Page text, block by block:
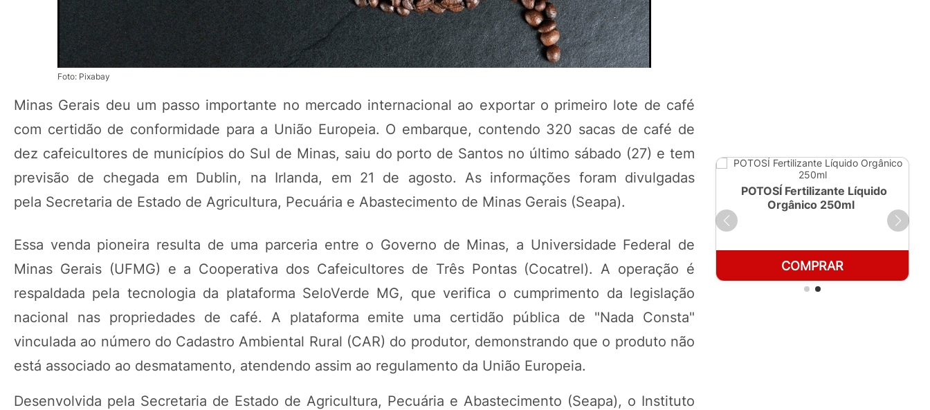
Foto: Pixabay
Minas Gerais deu um passo importante no mercado internacional ao exportar o primeiro lote de café
com certidão de conformidade para a União Europeia. O embarque, contendo 320 sacas de café de
dez cafeicultores de municípios do Sul de Minas, saiu do porto de Santos no último sábado (27) e tem
previsão de chegada em Dublin, na Irlanda, em 21 de agosto. As informações foram divulgadas
pela Secretaria de Estado de Agricultura, Pecuária e Abastecimento de Minas Gerais (Seapa).
Essa venda pioneira resulta de uma parceria entre o Governo de Minas, a Universidade Federal de
Minas Gerais (UFMG) e a Cooperativa dos Cafeicultores de Três Pontas (Cocatrel). A operação é
respaldada pela tecnologia da plataforma SeloVerde MG, que verifica o cumprimento da legislação
nacional nas propriedades de café. A plataforma emite uma certidão pública de "Nada Consta"
vinculada ao número do Cadastro Ambiental Rural (CAR) do produtor, demonstrando que o produto não
está associado ao desmatamento, atendendo assim ao regulamento da União Europeia.
Desenvolvida pela Secretaria de Estado de Agricultura, Pecuária e Abastecimento (Seapa), o Instituto
POTOSÍ Fertilizante Líquido
Orgânico 1 LT
COMPRAR
POTOSÍ Fertilizante Líquido
Orgânico 250ml
COMPRAR